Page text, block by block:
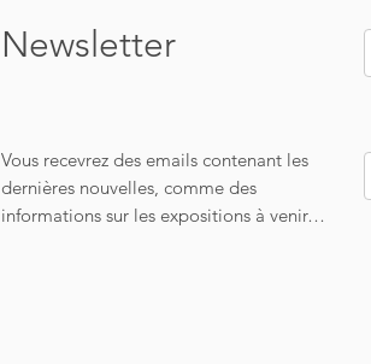
Newsletter
Vous recevrez des emails contenant les
dernières nouvelles, comme des
informations sur les expositions à venir…